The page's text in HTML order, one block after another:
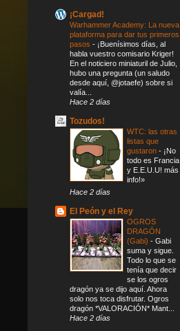
¡Cargad!
Warhammer Academy: La nueva
plataforma para dar tus primeros
pasos - ¡Buenísimos días, al
habla vuestro comisario Kriger!
En el noticiero miniaturil de Julio,
hubo una pregunta (un saludo
desde aquí, @jotaefe) sobre si
valía...
Hace 2 días
Tozudos!
WTC: las otras
listas que
gustaron - ¡No
todo es Francia
y E.E.U.U! más
info!»
Hace 2 días
El Peón y el Rey
OGROS
DRAGÓN
(Gabi) - Gabi
suma y sigue.
Todo lo que se
tenía que decir
se los ogros
dragón ya se dijo aquí. Ahora
solo nos toca disfrutar. Ogros
dragón *VALORACIÓN* Mant...
Hace 2 días